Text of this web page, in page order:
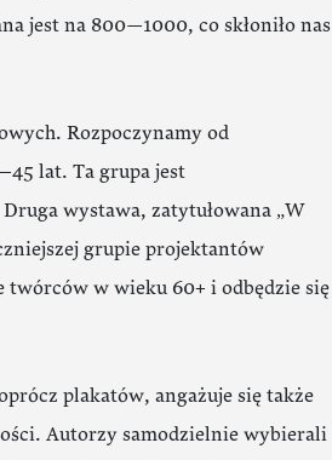
jest na 800—1000, co skłoniło nas
Rozpoczynamy od
lat. Ta grupa jest
wystawa, zatytułowana „W
grupie projektantów
w wieku 60+ i odbędzie się
plakatów, angażuje się także
Autorzy samodzielnie wybierali